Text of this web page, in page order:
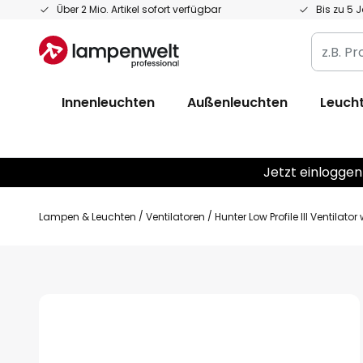
Über 2 Mio. Artikel sofort verfügbar Bis zu 5
Zum
springen
z.B.
Produkt,
EAN
Innenleuchten Außenleuchten
Jetzt
Lampen & Leuchten Ventilatoren Hunter Low Profile III